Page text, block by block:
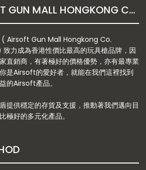
ABOUT AIRSOFT GUN MALL HONGKONG CO. LTD
( Airsoft Gun Mall Hongkong Co.
力成為香港性價比最高的玩具槍品牌，因
直銷商，有著極好的價格優勢，亦有最專業
是Airsoft的愛好者，就能在我們這裡找到
的Airsoft產品。
提供穩定的存貨及支援，推動著我們邁向目
極好的多元化產品。